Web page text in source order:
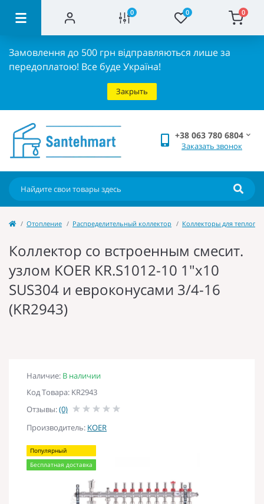
0 0 0
Замовлення до 500 грн відправляються лише за
передоплатою! Все буде Україна!
Закрыть
+38 063 780 6804
Заказать звонок
Отопление Распределительный коллектор Коллекторы для теплого
Коллектор со встроенным смесит.
узлом KOER KR.S1012-10 1"х10
SUS304 и евроконусами 3/4-16
(KR2943)
Наличие: В наличии
Код Товара: KR2943
Отзывы:(0)
Производитель: KOER
Популярный
Бесплатная доставка